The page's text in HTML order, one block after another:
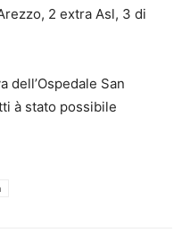
2 extra Asl, 3 di
San
à stato possibile